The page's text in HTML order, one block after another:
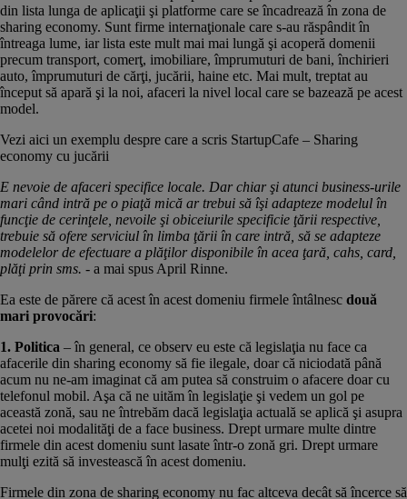
din lista lunga de aplicaţii şi platforme care se încadrează în zona de
sharing economy. Sunt firme internaţionale care s-au răspândit în
întreaga lume, iar lista este mult mai mai lungă şi acoperă domenii
precum transport, comerţ, imobiliare, împrumuturi de bani, închirieri
auto, împrumuturi de cărţi, jucării, haine etc. Mai mult, treptat au
început să apară şi la noi, afaceri la nivel local care se bazează pe acest
model.
Vezi aici un exemplu despre care a scris StartupCafe – Sharing
economy cu jucării
E nevoie de afaceri specifice locale. Dar chiar şi atunci business-urile
mari când intră pe o piaţă mică ar trebui să îşi adapteze modelul în
funcţie de cerinţele, nevoile şi obiceiurile specificie ţării respective,
trebuie să ofere serviciul în limba ţării în care intră, să se adapteze
modelelor de efectuare a plăţilor disponibile în acea ţară, cahs, card,
plăţi prin sms. - a mai spus April Rinne.
Ea este de părere că acest în acest domeniu firmele întâlnesc două
mari provocări:
1. Politica – în general, ce observ eu este că legislaţia nu face ca
afacerile din sharing economy să fie ilegale, doar că niciodată până
acum nu ne-am imaginat că am putea să construim o afacere doar cu
telefonul mobil. Aşa că ne uităm în legislaţie şi vedem un gol pe
această zonă, sau ne întrebăm dacă legislaţia actuală se aplică şi asupra
acetei noi modalităţi de a face business. Drept urmare multe dintre
firmele din acest domeniu sunt lasate într-o zonă gri. Drept urmare
mulţi ezită să investească în acest domeniu.
Firmele din zona de sharing economy nu fac altceva decât să încerce să